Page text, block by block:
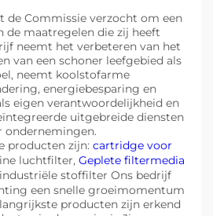
de Commissie verzocht om een
de maatregelen die zij heeft
neemt het verbeteren van het
van een schoner leefgebied als
neemt koolstofarme
energiebesparing en
eigen verantwoordelijkheid en
uitgebreide diensten
ondernemingen.
producten zijn: cartridge voor
luchtfilter, Geplete filtermedia
stoffilter Ons bedrijf
een snelle groeimomentum
producten zijn erkend